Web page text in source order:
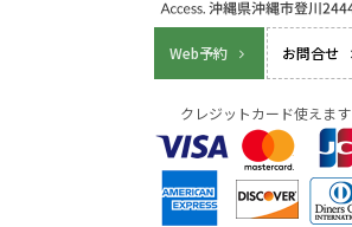
Web予約 お問合せ
クレジットカード使えます